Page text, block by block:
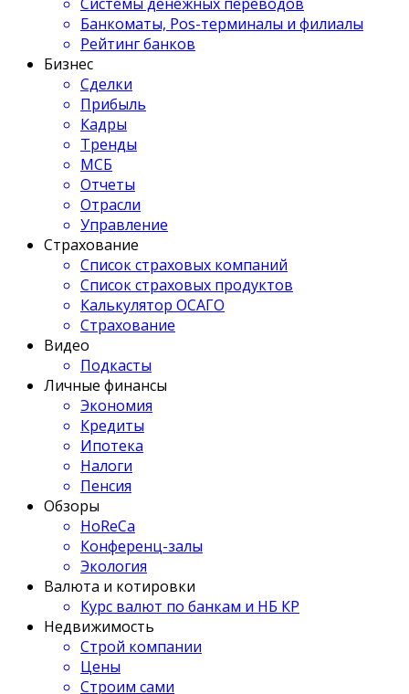
Банкоматы, Pos-терминалы и филиалы
Рейтинг банков
Бизнес
Сделки
Прибыль
Кадры
Тренды
МСБ
Отчеты
Отрасли
Управление
Страхование
Список страховых компаний
Список страховых продуктов
Калькулятор ОСАГО
Страхование
Видео
Подкасты
Личные финансы
Экономия
Кредиты
Ипотека
Налоги
Пенсия
Обзоры
HoReCa
Конференц-залы
Экология
Валюта и котировки
Курс валют по банкам и НБ КР
Недвижимость
Строй компании
Цены
Строим сами